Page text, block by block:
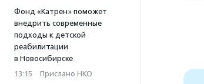
Фонд «Катрен» поможет
внедрить современные
подходы к детской
реабилитации
в Новосибирске
13:15 · Прислано НКО